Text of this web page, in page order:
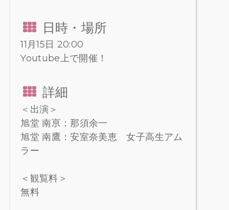
日時・場所
11月15日 20:00
Youtube上で開催！
詳細
＜出演＞
旭堂 南亰：那須余一
旭堂 南鷹：安室奈美恵 女子高生アム
ラー
＜観覧料＞
無料